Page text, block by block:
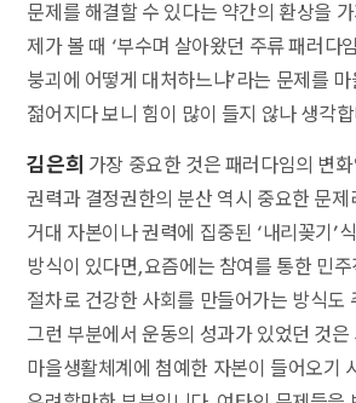
문제를 해결할 수 있다는 약간의 환상을
제가 볼 때 ‘부수며 살아왔던 주류 패러다
붕괴에 어떻게 대처하느냐’라는 문제를
젊어지다 보니 힘이 많이 들지 않나 생각
김은희 가장 중요한 것은 패러다임의 변화
권력과 결정권한의 분산 역시 중요한 문제
거대 자본이나 권력에 집중된 ‘내리꽂기’
방식이 있다면, 요즘에는 참여를 통한 민
절차로 건강한 사회를 만들어가는 방식도
그런 부분에서 운동의 성과가 있었던 것은
마을생활체계에 첨예한 자본이 들어오기